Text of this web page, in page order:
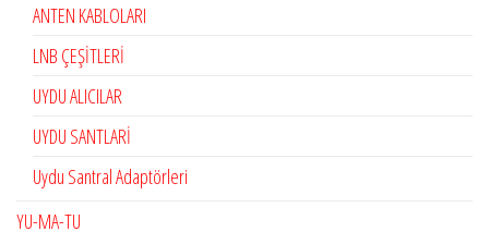
ANTEN KABLOLARI
LNB ÇEŞİTLERİ
UYDU ALICILAR
UYDU SANTLARİ
Uydu Santral Adaptörleri
YU-MA-TU